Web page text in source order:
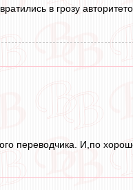
в грозу
переводчика. И,по